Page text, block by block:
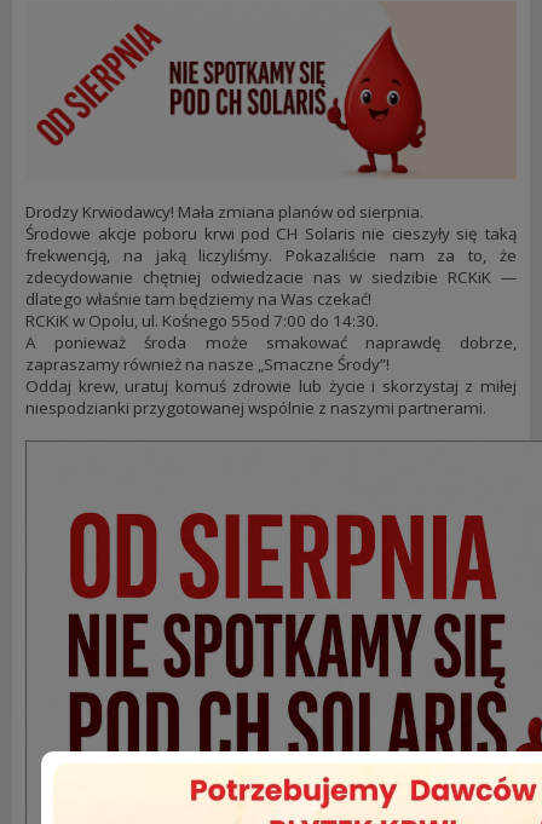
Drodzy Krwiodawcy! Mała zmiana planów od sierpnia.
Środowe akcje poboru krwi pod CH Solaris nie cieszyły się taką
frekwencją, na jaką liczyliśmy. Pokazaliście nam za to, że
zdecydowanie chętniej odwiedzacie nas w siedzibie RCKiK —
dlatego właśnie tam będziemy na Was czekać!
RCKiK w Opolu, ul. Kośnego 55od 7:00 do 14:30.
A ponieważ środa może smakować naprawdę dobrze,
zapraszamy również na nasze „Smaczne Środy”!
Oddaj krew, uratuj komuś zdrowie lub życie i skorzystaj z miłej
niespodzianki przygotowanej wspólnie z naszymi partnerami.